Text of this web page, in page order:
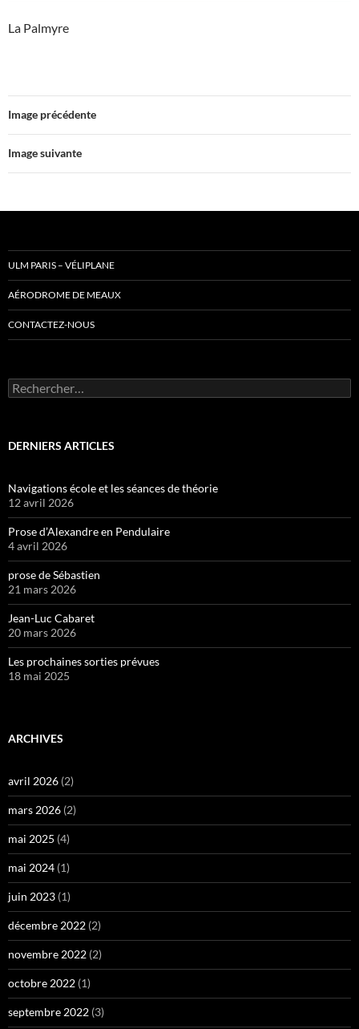
La Palmyre
Image précédente
Image suivante
ULM PARIS – VÉLIPLANE
AÉRODROME DE MEAUX
CONTACTEZ-NOUS
Rechercher :
DERNIERS ARTICLES
Navigations école et les séances de théorie
12 avril 2026
Prose d’Alexandre en Pendulaire
4 avril 2026
prose de Sébastien
21 mars 2026
Jean-Luc Cabaret
20 mars 2026
Les prochaines sorties prévues
18 mai 2025
ARCHIVES
avril 2026 (2)
mars 2026 (2)
mai 2025 (4)
mai 2024 (1)
juin 2023 (1)
décembre 2022 (2)
novembre 2022 (2)
octobre 2022 (1)
septembre 2022 (3)